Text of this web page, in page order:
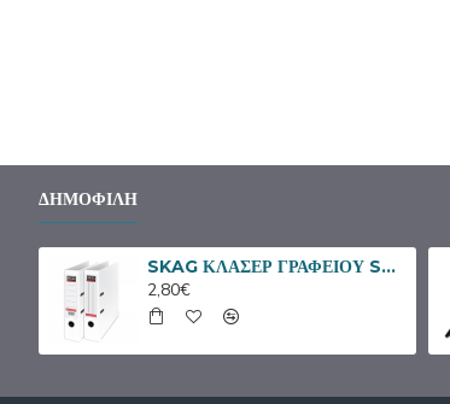
ΔΗΜΟΦΙΛΉ
SKAG ΚΛΑΣΕΡ ΓΡΑΦΕΙΟΥ SYSTEM 8/32 ΑΣΠΡΟ
2,80€